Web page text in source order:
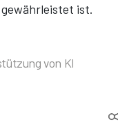
ist.
von KI